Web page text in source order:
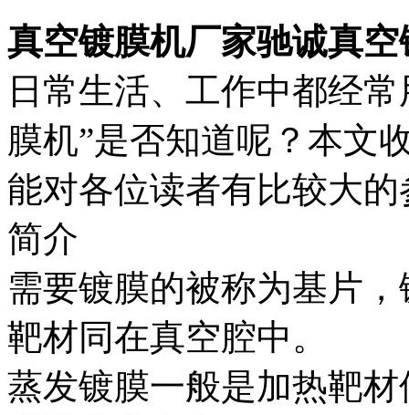
真空镀膜机厂家驰诚真空
日常生活、工作中都经
膜机”是否知道呢？本文
能对各位读者有比较大
简介
需要镀膜的被称为基片
靶材同在真空腔中。
蒸发镀膜一般是加热靶